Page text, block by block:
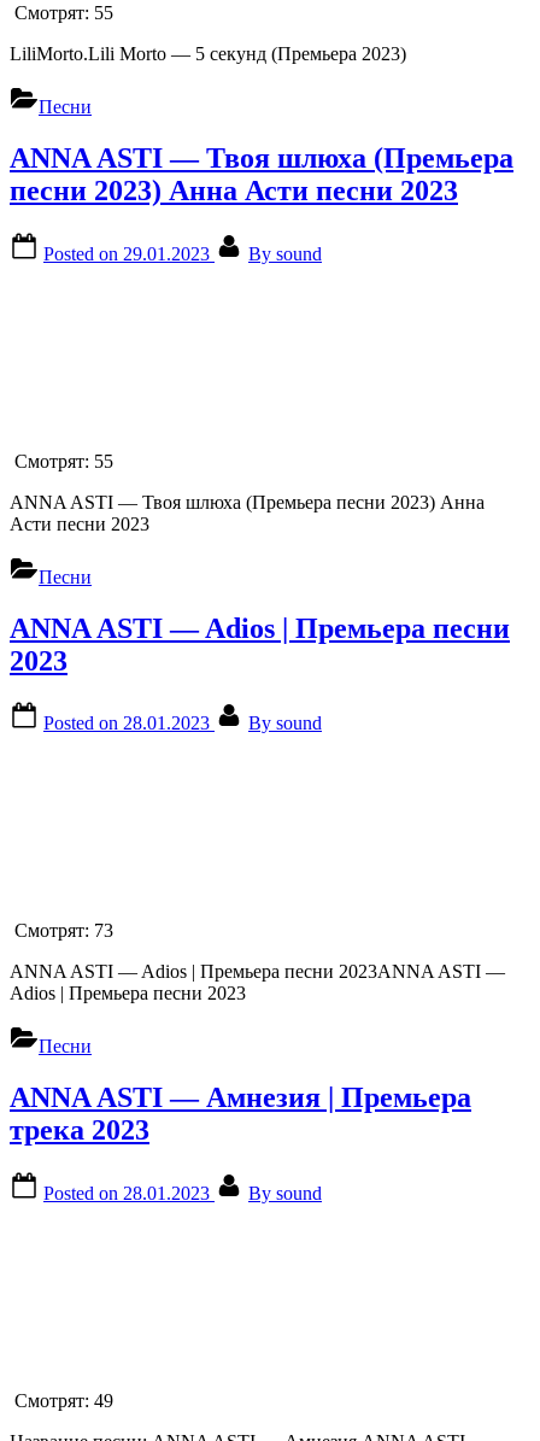
Смотрят: 55
LiliMorto.Lili Morto — 5 секунд (Премьера 2023)
Песни
ANNA ASTI — Твоя шлюха (Премьера
песни 2023) Анна Асти песни 2023
Posted on 29.01.2023 By sound
Смотрят: 55
ANNA ASTI — Твоя шлюха (Премьера песни 2023) Анна
Асти песни 2023
Песни
ANNA ASTI — Adios | Премьера песни
2023
Posted on 28.01.2023 By sound
Смотрят: 73
ANNA ASTI — Adios | Премьера песни 2023ANNA ASTI —
Adios | Премьера песни 2023
Песни
ANNA ASTI — Амнезия | Премьера
трека 2023
Posted on 28.01.2023 By sound
Смотрят: 49